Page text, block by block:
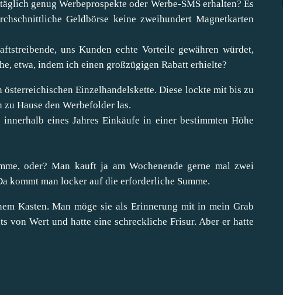
genug Werbeprospekte oder Werbe-SMS erhalten? Es
Geldbörse keine zweihundert Magnetkarten
uns Kunden echte Vorteile gewähren würdet,
etwa, indem ich einen großzügigen Rabatt erhielte?
Einzelhandelskette. Diese lockte mit bis zu
Hause den Werbefolder las.
eines Jahres Einkäufe in einer bestimmten Höhe
oder? Man kauft ja am Wochenende gerne mal zwei
kommt man locker auf die erforderliche Summe.
Kasten. Man möge sie als Erinnerung mit in mein Grab
von Wert und hatte eine schreckliche Frisur. Aber er hatte